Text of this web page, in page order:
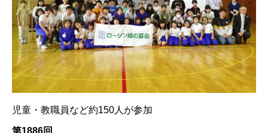
児童・教職員など約150人が参加
第1886回